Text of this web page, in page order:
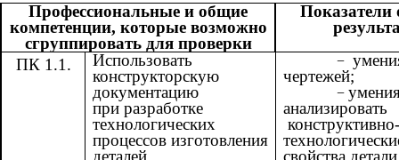
Профессиональные и общие
компетенции, которые возможно
сгруппировать для проверки
Показатели
ПК 1.1.
Использовать
конструкторскую
документацию
при разработке
технологических
процессов изготовления
деталей.
чертежей;
анализировать
конструктивно-
свойства